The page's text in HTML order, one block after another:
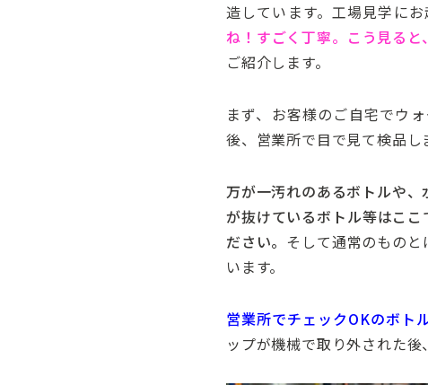
造しています。工場見学に
ね！すごく丁寧。こう見ると
ご紹介します。
まず、お客様のご自宅でウ
後、営業所で目で見て検品し
万が一汚れのあるボトルや、
が抜けているボトル等はこ
ださい。 そして通常のもの
います。
営業所でチェックOKのボト
ップが機械で取り外された